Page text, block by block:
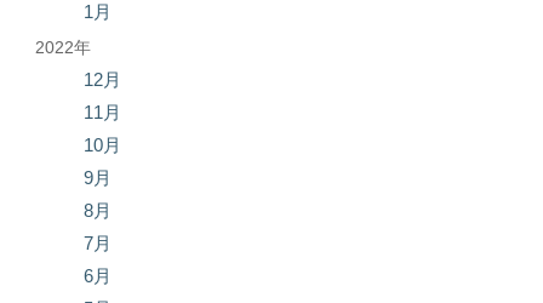
1月
2022年
12月
11月
10月
9月
8月
7月
6月